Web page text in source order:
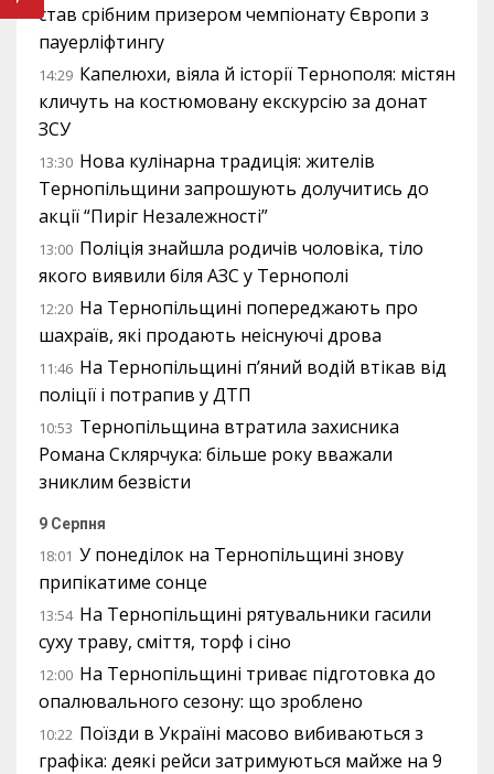
став срібним призером чемпіонату Європи з
пауерліфтингу
14:29 Капелюхи, віяла й історії Тернополя: містян
кличуть на костюмовану екскурсію за донат
ЗСУ
13:30 Нова кулінарна традиція: жителів
Тернопільщини запрошують долучитись до
акції “Пиріг Незалежності”
13:00 Поліція знайшла родичів чоловіка, тіло
якого виявили біля АЗС у Тернополі
12:20 На Тернопільщині попереджають про
шахраїв, які продають неіснуючі дрова
11:46 На Тернопільщині п’яний водій втікав від
поліції і потрапив у ДТП
10:53 Тернопільщина втратила захисника
Романа Склярчука: більше року вважали
зниклим безвісти
9 Серпня
18:01 У понеділок на Тернопільщині знову
припікатиме сонце
13:54 На Тернопільщині рятувальники гасили
суху траву, сміття, торф і сіно
12:00 На Тернопільщині триває підготовка до
опалювального сезону: що зроблено
10:22 Поїзди в Україні масово вибиваються з
графіка: деякі рейси затримуються майже на 9